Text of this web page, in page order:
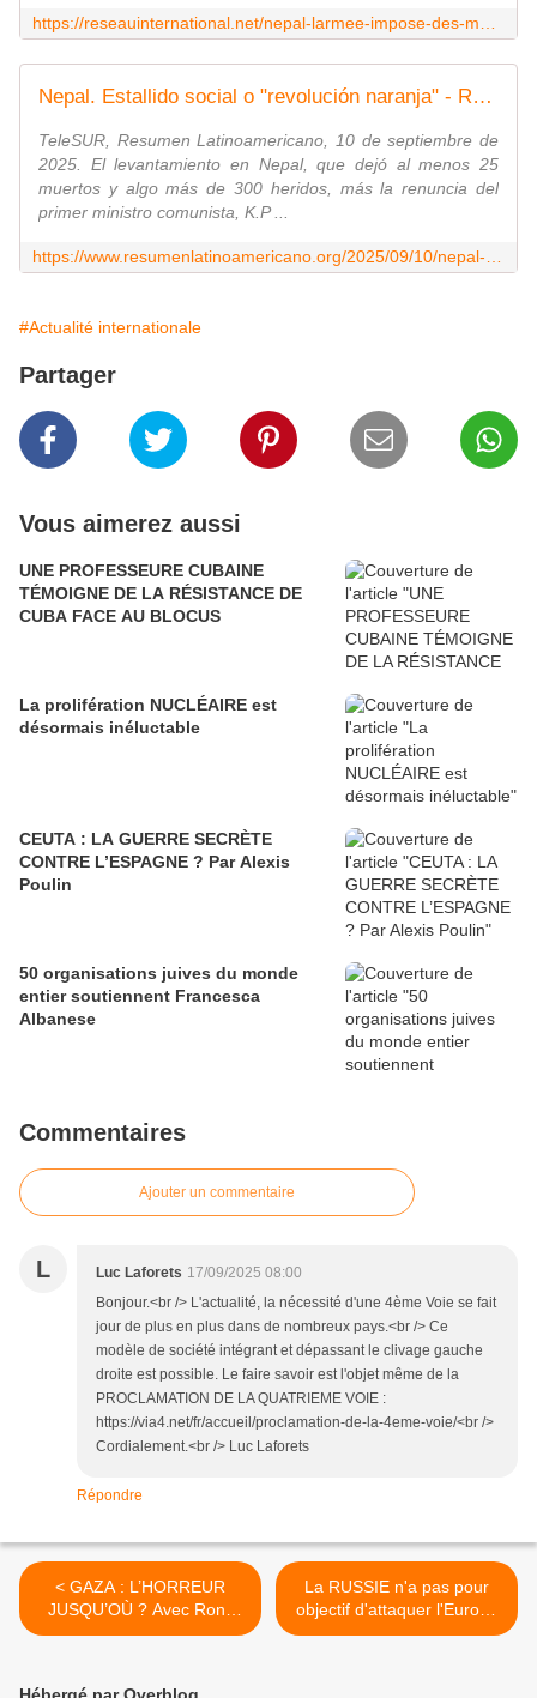
Nepal. Estallido social o "revolución naranja" - Resumen Latinoamericano
TeleSUR, Resumen Latinoamericano, 10 de septiembre de
2025. El levantamiento en Nepal, que dejó al menos 25
muertos y algo más de 300 heridos, más la renuncia del
primer ministro comunista, K.P ...
#Actualité internationale
Partager
Vous aimerez aussi
UNE PROFESSEURE CUBAINE
TÉMOIGNE DE LA RÉSISTANCE DE
CUBA FACE AU BLOCUS
La prolifération NUCLÉAIRE est
désormais inéluctable
CEUTA : LA GUERRE SECRÈTE
CONTRE L’ESPAGNE ? Par Alexis
Poulin
50 organisations juives du monde
entier soutiennent Francesca
Albanese
Commentaires
Ajouter un commentaire
L Luc Laforets 17/09/2025 08:00
Bonjour.<br /> L'actualité, la nécessité d'une 4ème Voie se fait
jour de plus en plus dans de nombreux pays.<br /> Ce
modèle de société intégrant et dépassant le clivage gauche
droite est possible. Le faire savoir est l'objet même de la
PROCLAMATION DE LA QUATRIEME VOIE :
https://via4.net/fr/accueil/proclamation-de-la-4eme-voie/<br />
Cordialement.<br /> Luc Laforets
Répondre
< GAZA : L’HORREUR
JUSQU’OÙ ? Avec Rony
Brauman
La RUSSIE n'a pas pour
objectif d'attaquer l'Europe
[OPINION] >